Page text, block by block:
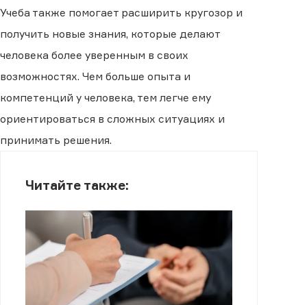
Учеба также помогает расширить кругозор и
получить новые знания, которые делают
человека более уверенным в своих
возможностях. Чем больше опыта и
компетенций у человека, тем легче ему
ориентироваться в сложных ситуациях и
принимать решения.
Читайте также: